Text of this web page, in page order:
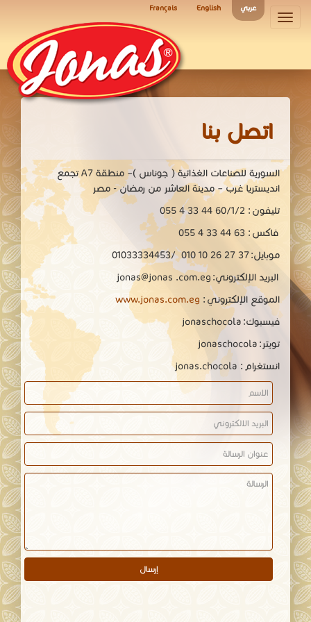
Toggle
عربي Français English
اتصل بنا
السورية للصناعات الغذائية ( جوناس )– منطقة A7 تجمع
انديستريا غرب – مدينة العاشر من رمضان - مصر
تليفون : 055 4 33 44 60/1/2
فاكس : 055 4 33 44 63
موبايل:010 10 26 27 37
/01033334453
البريد الإلكتروني: jonas@jonas .com.eg
الموقع الإلكتروني : www.jonas.com.eg
فيسبوك: jonaschocola
تويتر: jonaschocola
انستغرام : jonas.chocola
إرسال